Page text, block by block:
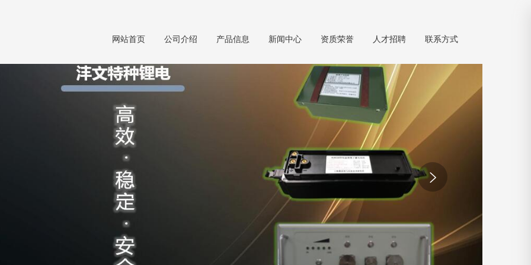
网站首页 公司介绍 产品信息 新闻中心 资质荣誉 人才招聘 联系方式
